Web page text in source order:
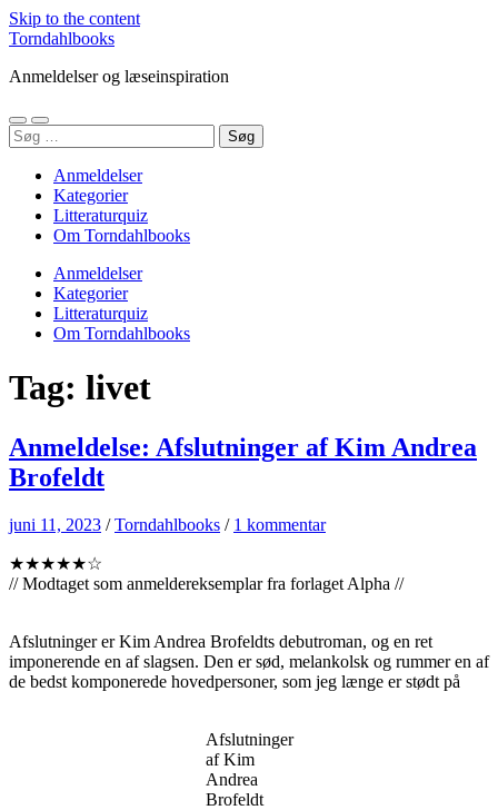
Skip to the content
Torndahlbooks
Anmeldelser og læseinspiration
Toggle
mobile
Toggle
search
Søg
efter:
Anmeldelser
Kategorier
Litteraturquiz
Om Torndahlbooks
Anmeldelser
Kategorier
Litteraturquiz
Om Torndahlbooks
Tag: livet
Anmeldelse: Afslutninger af Kim Andrea
Brofeldt
juni 11, 2023 /Torndahlbooks / 1 kommentar
★★★★★☆
// Modtaget som anmeldereksemplar fra forlaget Alpha //
Afslutninger er Kim Andrea Brofeldts debutroman, og en ret
imponerende en af slagsen. Den er sød, melankolsk og rummer en af
de bedst komponerede hovedpersoner, som jeg længe er stødt på
Afslutninger
af Kim
Andrea
Brofeldt